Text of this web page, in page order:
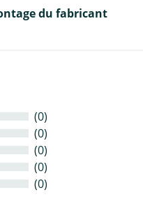
du fabricant
(0)
(0)
(0)
(0)
(0)